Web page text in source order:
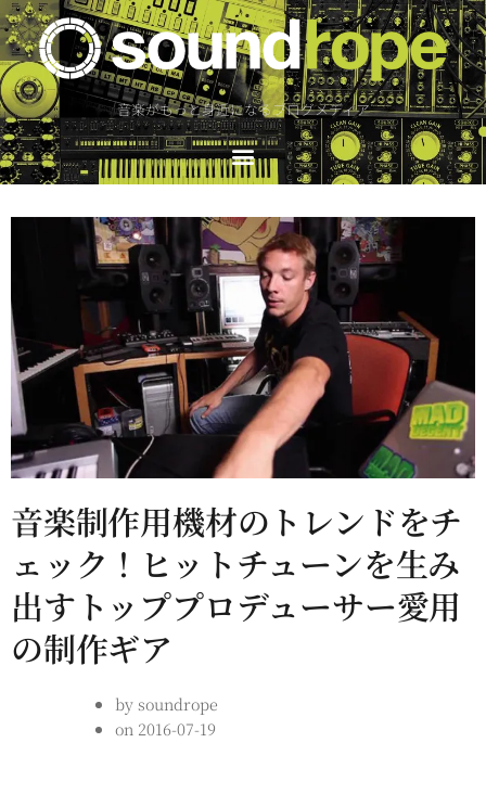
音楽がもっと身近になるブログメディア
音楽制作用機材のトレンドをチ
ェック！ヒットチューンを生み
出すトッププロデューサー愛用
の制作ギア
bysoundrope
on 2016-07-19